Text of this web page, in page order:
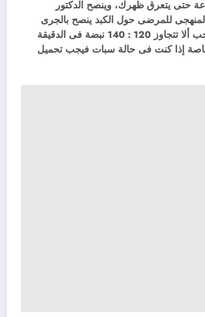
ساعة حتى يتعرق ظهرك، وينصح الدكتور
للمرضى حول الكبد ينصح بالجرى
ولكن ضربات القلب يجب ألا تتجاوز 120 : 140 نبضة فى الدقيقة
إذا كنت فى حالة سبات فيجب تحميل